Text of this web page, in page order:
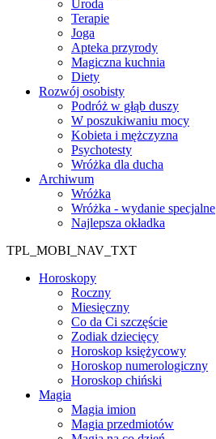
Uroda
Terapie
Joga
Apteka przyrody
Magiczna kuchnia
Diety
Rozwój osobisty
Podróż w głąb duszy
W poszukiwaniu mocy
Kobieta i mężczyzna
Psychotesty
Wróżka dla ducha
Archiwum
Wróżka
Wróżka - wydanie specjalne
Najlepsza okładka
TPL_MOBI_NAV_TXT
Horoskopy
Roczny
Miesięczny
Co da Ci szczęście
Zodiak dziecięcy
Horoskop księżycowy
Horoskop numerologiczny
Horoskop chiński
Magia
Magia imion
Magia przedmiotów